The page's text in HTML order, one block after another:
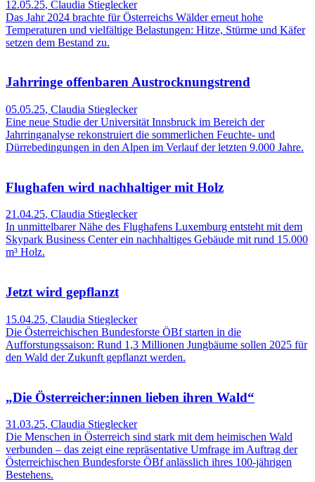
12.05.25, Claudia Stieglecker
Das Jahr 2024 brachte für Österreichs Wälder erneut hohe
Temperaturen und vielfältige Belastungen: Hitze, Stürme und Käfer
setzen dem Bestand zu.
Jahrringe offenbaren Austrocknungstrend
05.05.25, Claudia Stieglecker
Eine neue Studie der Universität Innsbruck im Bereich der
Jahrringanalyse rekonstruiert die sommerlichen Feuchte- und
Dürrebedingungen in den Alpen im Verlauf der letzten 9.000 Jahre.
Flughafen wird nachhaltiger mit Holz
21.04.25, Claudia Stieglecker
In unmittelbarer Nähe des Flughafens Luxemburg entsteht mit dem
Skypark Business Center ein nachhaltiges Gebäude mit rund 15.000
m³ Holz.
Jetzt wird gepflanzt
15.04.25, Claudia Stieglecker
Die Österreichischen Bundesforste ÖBf starten in die
Aufforstungssaison: Rund 1,3 Millionen Jungbäume sollen 2025 für
den Wald der Zukunft gepflanzt werden.
„Die Österreicher:innen lieben ihren Wald“
31.03.25, Claudia Stieglecker
Die Menschen in Österreich sind stark mit dem heimischen Wald
verbunden – das zeigt eine repräsentative Umfrage im Auftrag der
Österreichischen Bundesforste ÖBf anlässlich ihres 100-jährigen
Bestehens.